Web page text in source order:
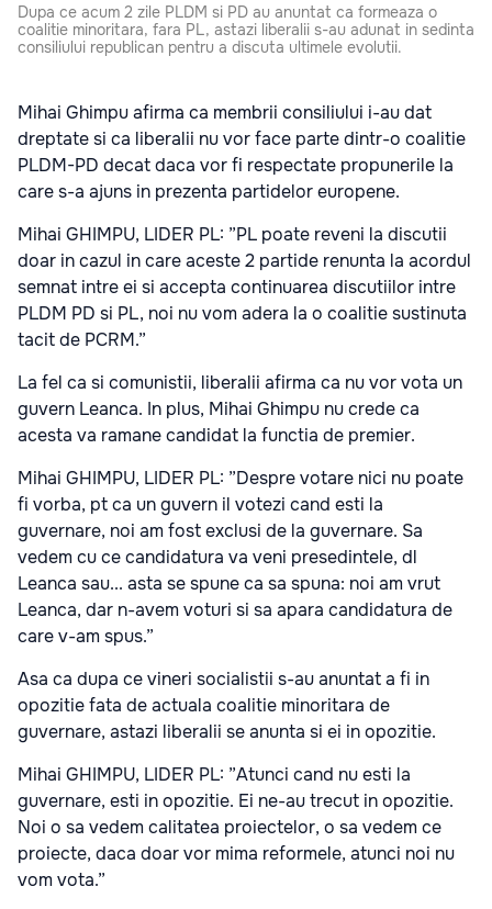
Dupa ce acum 2 zile PLDM si PD au anuntat ca formeaza o
coalitie minoritara, fara PL, astazi liberalii s-au adunat in sedinta
consiliului republican pentru a discuta ultimele evolutii.
Mihai Ghimpu afirma ca membrii consiliului i-au dat
dreptate si ca liberalii nu vor face parte dintr-o coalitie
PLDM-PD decat daca vor fi respectate propunerile la
care s-a ajuns in prezenta partidelor europene.
Mihai GHIMPU, LIDER PL: ”PL poate reveni la discutii
doar in cazul in care aceste 2 partide renunta la acordul
semnat intre ei si accepta continuarea discutiilor intre
PLDM PD si PL, noi nu vom adera la o coalitie sustinuta
tacit de PCRM.”
La fel ca si comunistii, liberalii afirma ca nu vor vota un
guvern Leanca. In plus, Mihai Ghimpu nu crede ca
acesta va ramane candidat la functia de premier.
Mihai GHIMPU, LIDER PL: ”Despre votare nici nu poate
fi vorba, pt ca un guvern il votezi cand esti la
guvernare, noi am fost exclusi de la guvernare. Sa
vedem cu ce candidatura va veni presedintele, dl
Leanca sau... asta se spune ca sa spuna: noi am vrut
Leanca, dar n-avem voturi si sa apara candidatura de
care v-am spus.”
Asa ca dupa ce vineri socialistii s-au anuntat a fi in
opozitie fata de actuala coalitie minoritara de
guvernare, astazi liberalii se anunta si ei in opozitie.
Mihai GHIMPU, LIDER PL: ”Atunci cand nu esti la
guvernare, esti in opozitie. Ei ne-au trecut in opozitie.
Noi o sa vedem calitatea proiectelor, o sa vedem ce
proiecte, daca doar vor mima reformele, atunci noi nu
vom vota.”